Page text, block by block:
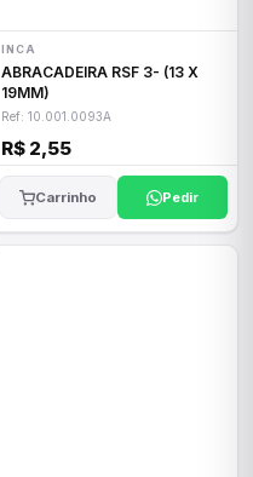
INCA
ABRACADEIRA RSF 3- (13 X
19MM)
Ref: 10.001.0093A
R$ 2,55
Carrinho Pedir